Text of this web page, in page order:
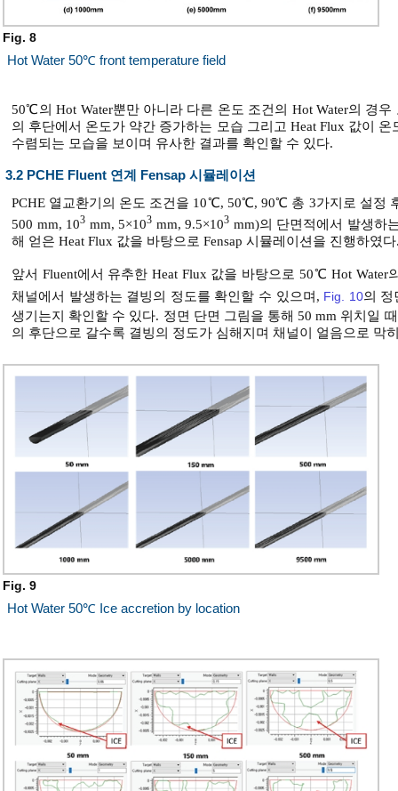
Fig. 8
Hot Water 50℃ front temperature field
50℃의 Hot Water뿐만 아니라 다른 온도 조건의 Hot Water의 경
의 후단에서 온도가 약간 증가하는 모습 그리고 Heat Flux 값이
수렴되는 모습을 보이며 유사한 결과를 확인할 수 있다.
3.2 PCHE Fluent 연계 Fensap 시뮬레이션
PCHE 열교환기의 온도 조건을 10℃, 50℃, 90℃ 총 3가지로 설정
500 mm, 103 mm, 5×103 mm, 9.5×103 mm)의 단면적에서 발생하
해 얻은 Heat Flux 값을 바탕으로 Fensap 시뮬레이션을 진행하였
앞서 Fluent에서 유추한 Heat Flux 값을 바탕으로 50℃ Hot
채널에서 발생하는 결빙의 정도를 확인할 수 있으며, Fig. 10의 정
생기는지 확인할 수 있다. 정면 단면 그림을 통해 50 mm 위치일
의 후단으로 갈수록 결빙의 정도가 심해지며 채널이 얼음으로 막
Fig. 9
Hot Water 50℃ Ice accretion by location